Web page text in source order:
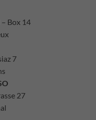
– Box 14
7
27